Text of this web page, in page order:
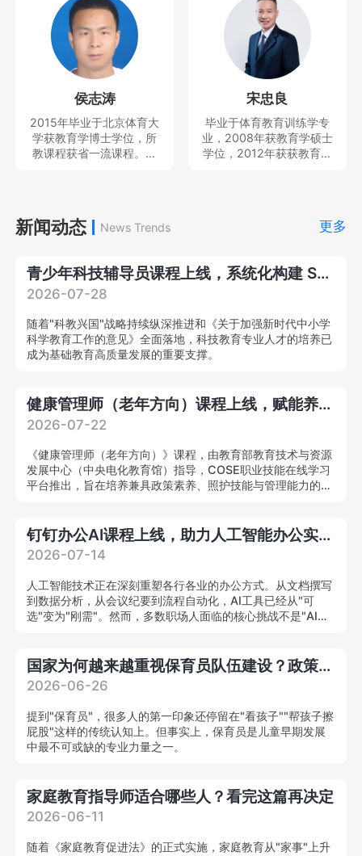
论与文化推广委员会副秘
书长、全国学校体育联盟
（教学改革）首席专家等
职务，近5年培养跳绳世界
冠军5人，全国冠军40多
人，主持并完成国家社科
基金青年项目、国家体育
总局决策咨询研究一般项
目、民政部民政政策理论
研究项目、教育部产学合
项，在A&HCI、CSSCI、
北大中文核心等刊物发表
奖，主持及参与完成科技
部重大专项1项和省部级项
目4项，发表SSCI、CSSC
I、SCI等论文10余篇。
侯志涛
2015年毕业于北京体育大
学获教育学博士学位，所
教课程获省一流课程。现
专家、中国体育科学学会
会员，主持及参与教育部
育大学学报等发表核心期
刊论文10余篇。
宋忠良
毕业于体育教育训练学专
业，2008年获教育学硕士
学位，2012年获获教育学
各类学术论文20余篇；作
学体育学院，专任教师，
评审专家，中国体育教练
员杂志审稿专家。
新闻动态 News Trends 更多
青少年科技辅导员课程上线，系统化构建 STEM 专业教学能力
2026-07-28
随着"科教兴国"战略持续纵深推进和《关于加强新时代中小学
科学教育工作的意见》全面落地，科技教育专业人才的培养已
成为基础教育高质量发展的重要支撑。
健康管理师（老年方向）课程上线，赋能养老产业专业化提质升级！
2026-07-22
《健康管理师（老年方向）》课程，由教育部教育技术与资源
发展中心（中央电化教育馆）指导，COSE职业技能在线学习
平台推出，旨在培养兼具政策素养、照护技能与管理能力的复
钉钉办公AI课程上线，助力人工智能办公实战人才培养
2026-07-14
人工智能技术正在深刻重塑各行各业的办公方式。从文档撰写
到数据分析，从会议纪要到流程自动化，AI工具已经从"可
选"变为"刚需"。然而，多数职场人面临的核心挑战不是"AI能
国家为何越来越重视保育员队伍建设？政策解读来了
2026-06-26
提到"保育员"，很多人的第一印象还停留在"看孩子""帮孩子擦
屁股"这样的传统认知上。但事实上，保育员是儿童早期发展
中最不可或缺的专业力量之一。
家庭教育指导师适合哪些人？看完这篇再决定
2026-06-11
随着《家庭教育促进法》的正式实施，家庭教育从"家事"上升